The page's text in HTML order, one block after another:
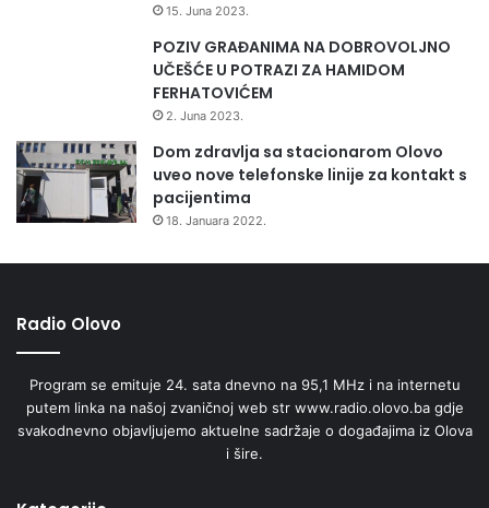
15. Juna 2023.
POZIV GRAĐANIMA NA DOBROVOLJNO
UČEŠĆE U POTRAZI ZA HAMIDOM
FERHATOVIĆEM
2. Juna 2023.
Dom zdravlja sa stacionarom Olovo
uveo nove telefonske linije za kontakt s
pacijentima
18. Januara 2022.
Radio Olovo
Program se emituje 24. sata dnevno na 95,1 MHz i na internetu
putem linka na našoj zvaničnoj web str www.radio.olovo.ba gdje
svakodnevno objavljujemo aktuelne sadržaje o događajima iz Olova
i šire.